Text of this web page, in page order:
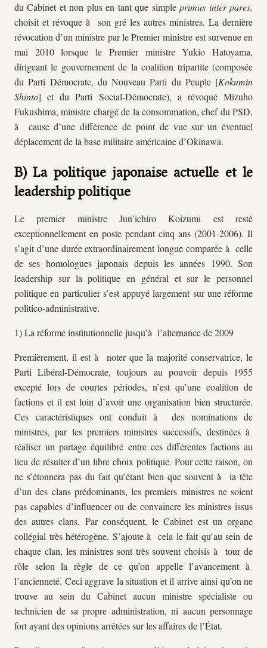
du Cabinet et non plus en tant que simpleprimus inter pares,
choisit et révoque à son gré les autres ministres. La dernière
révocation d’un ministre par le Premier ministre est survenue en
mai 2010 lorsque le Premier ministre Yukio Hatoyama,
dirigeant le gouvernement de la coalition tripartite (composée
du Parti Démocrate, du Nouveau Parti du Peuple [Kokumin
Shinto] et du Parti Social-Démocrate), a révoqué Mizuho
Fukushima, ministre chargé de la consommation, chef du PSD,
à cause d’une différence de point de vue sur un éventuel
déplacement de la base militaire américaine d’Okinawa.
B) La politique japonaise actuelle et le
leadership politique
Le premier ministre Jun’ichiro Koizumi est resté
exceptionnellement en poste pendant cinq ans (2001-2006). Il
s’agit d’une durée extraordinairement longue comparée à celle
de ses homologues japonais depuis les années 1990. Son
leadership sur la politique en général et sur le personnel
politique en particulier s’est appuyé largement sur une réforme
politico-administrative.
1) La réforme institutionnelle jusqu’à l’alternance de 2009
Premièrement, il est à noter que la majorité conservatrice, le
Parti Libéral-Démocrate, toujours au pouvoir depuis 1955
excepté lors de courtes périodes, n’est qu’une coalition de
factions et il est loin d’avoir une organisation bien structurée.
Ces caractéristiques ont conduit à des nominations de
ministres, par les premiers ministres successifs, destinées à
réaliser un partage équilibré entre ces différentes factions au
lieu de résulter d’un libre choix politique. Pour cette raison, on
ne s’étonnera pas du fait qu’étant bien que souvent à la tête
d’un des clans prédominants, les premiers ministres ne soient
pas capables d’influencer ou de convaincre les ministres issus
des autres clans. Par conséquent, le Cabinet est un organe
collégial très hétérogène. S’ajoute à cela le fait qu’au sein de
chaque clan, les ministres sont très souvent choisis à tour de
rôle selon la règle de ce qu’on appelle l’avancement à
l’ancienneté. Ceci aggrave la situation et il arrive ainsi qu’on ne
trouve au sein du Cabinet aucun ministre spécialiste ou
technicien de sa propre administration, ni aucun personnage
fort ayant des opinions arrêtées sur les affaires de l’État.